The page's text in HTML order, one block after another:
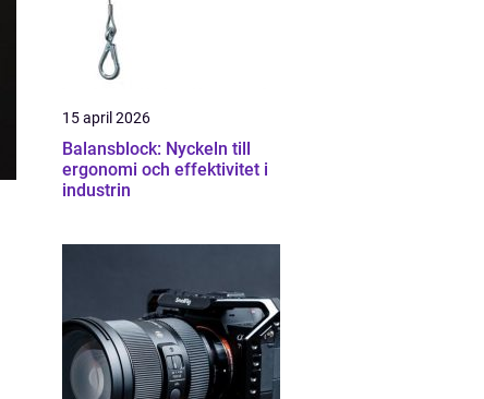
15 april 2026
Balansblock: Nyckeln till
ergonomi och effektivitet i
industrin